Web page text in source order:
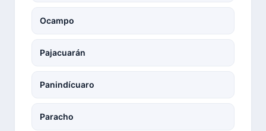
Ocampo
Pajacuarán
Panindícuaro
Paracho